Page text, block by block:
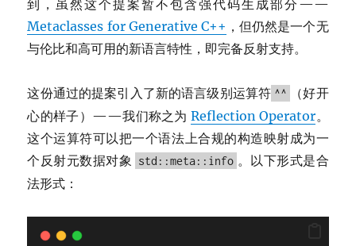
到，虽然这个提案暂不包含强代码生成部分——
Metaclasses for Generative C++ ，但仍然是一个无
与伦比和高可用的新语言特性，即完备反射支持。
这份通过的提案引入了新的语言级别运算符 ^^
（好开
心的样子）——我们称之为 Reflection Operator。
这个运算符可以把一个语法上合规的构造映射成为一
个反射元数据对象 std::meta::info 。以下形式是合
法形式：